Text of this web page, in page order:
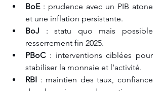
BoE : prudence avec un PIB atone
et une inflation persistante.
BoJ : statu quo mais possible
resserrement fin 2025.
PBoC : interventions ciblées pour
stabiliser la monnaie et l’activité.
RBI : maintien des taux, confiance